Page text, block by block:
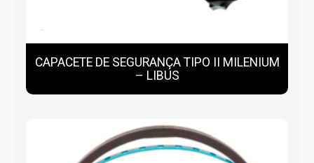
CAPACETE DE SEGURANÇA TIPO II MILENIUM
– LIBUS